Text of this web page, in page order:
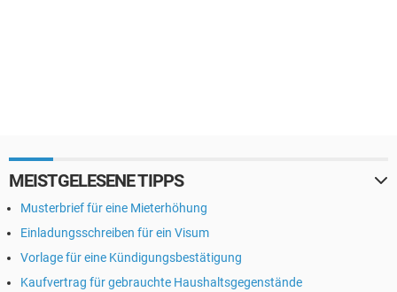
MEISTGELESENE TIPPS
Musterbrief für eine Mieterhöhung
Einladungsschreiben für ein Visum
Vorlage für eine Kündigungsbestätigung
Kaufvertrag für gebrauchte Haushaltsgegenstände